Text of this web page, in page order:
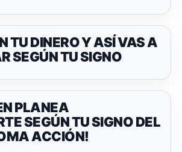
TU DINERO Y ASÍ VAS A
SEGÚN TU SIGNO
PLANEA
SEGÚN TU SIGNO DEL
ACCIÓN!